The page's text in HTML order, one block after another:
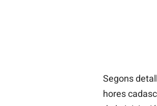
Segons
hores